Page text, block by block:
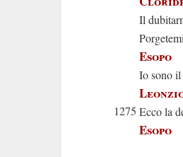
Il
Esopo
Io sono
1275 Ecco la
Esopo
È